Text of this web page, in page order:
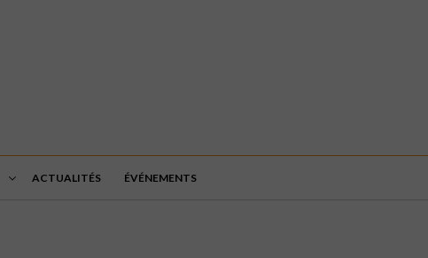
ACTUALITÉS ÉVÉNEMENTS